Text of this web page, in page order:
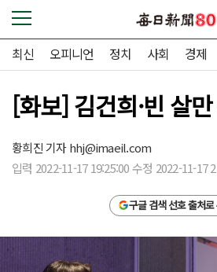
최신 오피니언 정치 사회 경제
[화보] 김건희·빈 살
황희진 기자hhj@imaeil.com
입력 2022-11-17 19:25:00 수정 2022-11-17
구글 검색 선호 출처로